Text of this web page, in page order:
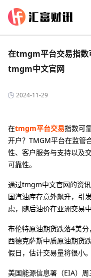
在tmgm平台交易指数
tmgm中文官网
2024-11-29
在tmgm平台交易指数可
开户？TMGM平台在监管
性、客户服务与支持以及
可靠性。
通过tmgm中文官网的资
国汽油库存意外飙升，引
虑，随后油价在亚洲交易
布伦特原油期货跌落4美
西德克萨斯中质原油期货
假日，估计交易量将很小。
美国能源信息署（EIA）